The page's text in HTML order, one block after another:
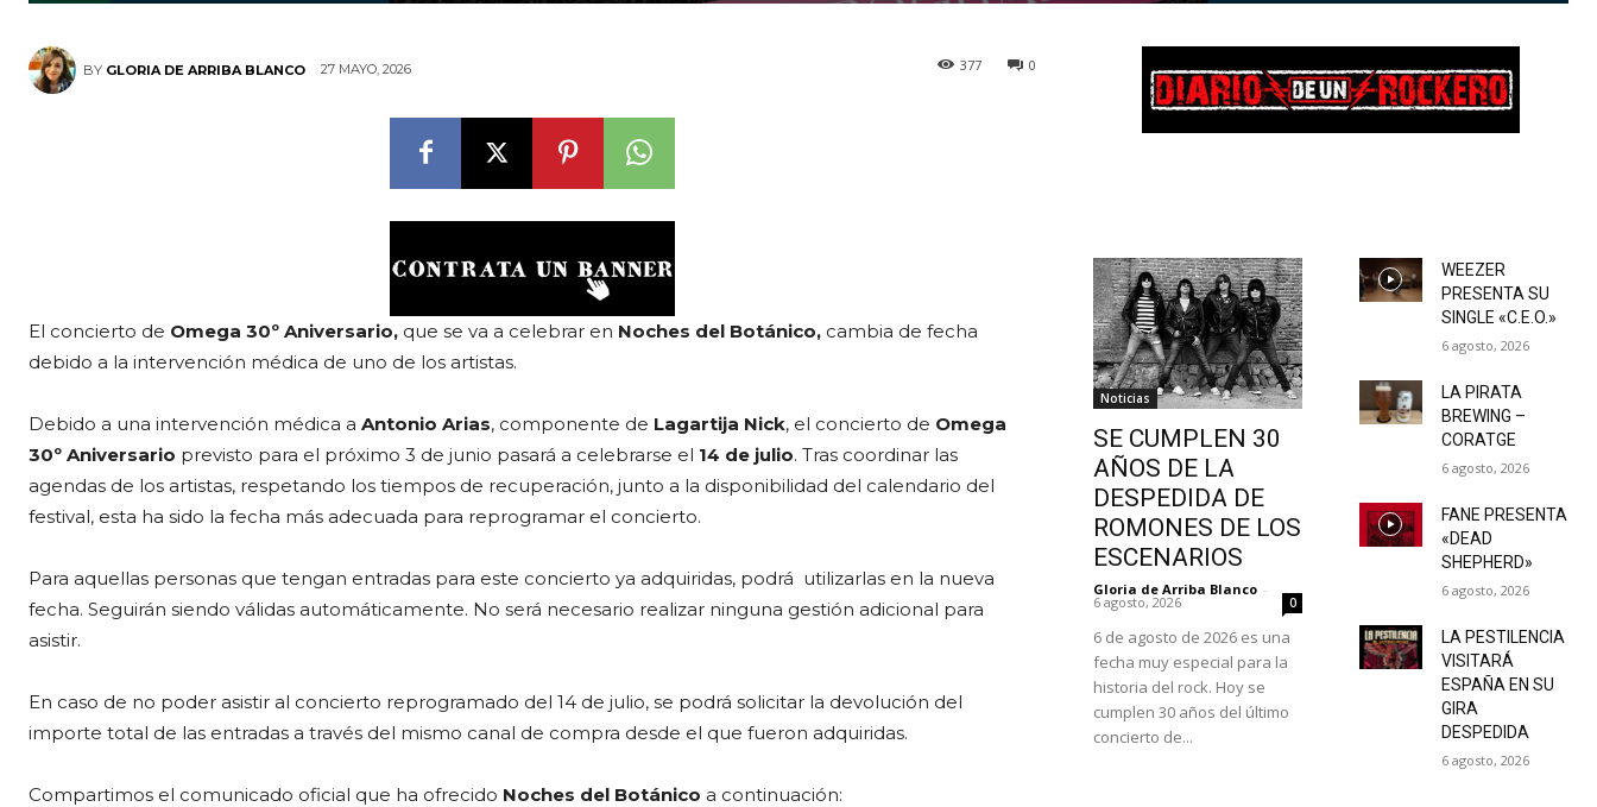
BY GLORIA DE ARRIBA BLANCO 27 MAYO, 2026 0
377
El concierto de Omega 30º Aniversario, que se va a celebrar en Noches del Botánico, cambia de fecha
debido a la intervención médica de uno de los artistas.
Debido a una intervención médica a Antonio Arias, componente de Lagartija Nick, el concierto de Omega
30º Aniversario previsto para el próximo 3 de junio pasará a celebrarse el 14 de julio. Tras coordinar las
agendas de los artistas, respetando los tiempos de recuperación, junto a la disponibilidad del calendario del
festival, esta ha sido la fecha más adecuada para reprogramar el concierto.
Para aquellas personas que tengan entradas para este concierto ya adquiridas, podrá utilizarlas en la nueva
fecha. Seguirán siendo válidas automáticamente. No será necesario realizar ninguna gestión adicional para
asistir.
En caso de no poder asistir al concierto reprogramado del 14 de julio, se podrá solicitar la devolución del
importe total de las entradas a través del mismo canal de compra desde el que fueron adquiridas.
Compartimos el comunicado oficial que ha ofrecido Noches del Botánico a continuación:
Noticias
SE CUMPLEN 30
AÑOS DE LA
DESPEDIDA DE
ROMONES DE LOS
ESCENARIOS
Gloria de Arriba Blanco -
6 agosto, 2026 0
6 de agosto de 2026 es una
fecha muy especial para la
historia del rock. Hoy se
cumplen 30 años del último
concierto de...
WEEZER
PRESENTA SU
SINGLE «C.E.O.»
6 agosto, 2026
LA PIRATA
BREWING –
CORATGE
6 agosto, 2026
FANE PRESENTA
«DEAD
SHEPHERD»
6 agosto, 2026
LA PESTILENCIA
VISITARÁ
ESPAÑA EN SU
GIRA
DESPEDIDA
6 agosto, 2026